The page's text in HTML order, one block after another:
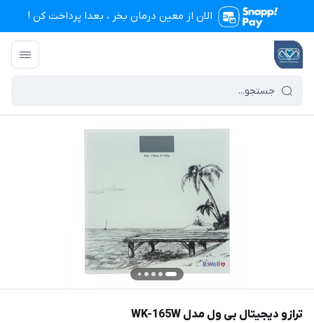
الان از معین درمان بخر ، بعدا پرداخت کن !
تجهیزات پزشکی معین درمان
ترازو دیجیتال بی ول مدل WK-165W